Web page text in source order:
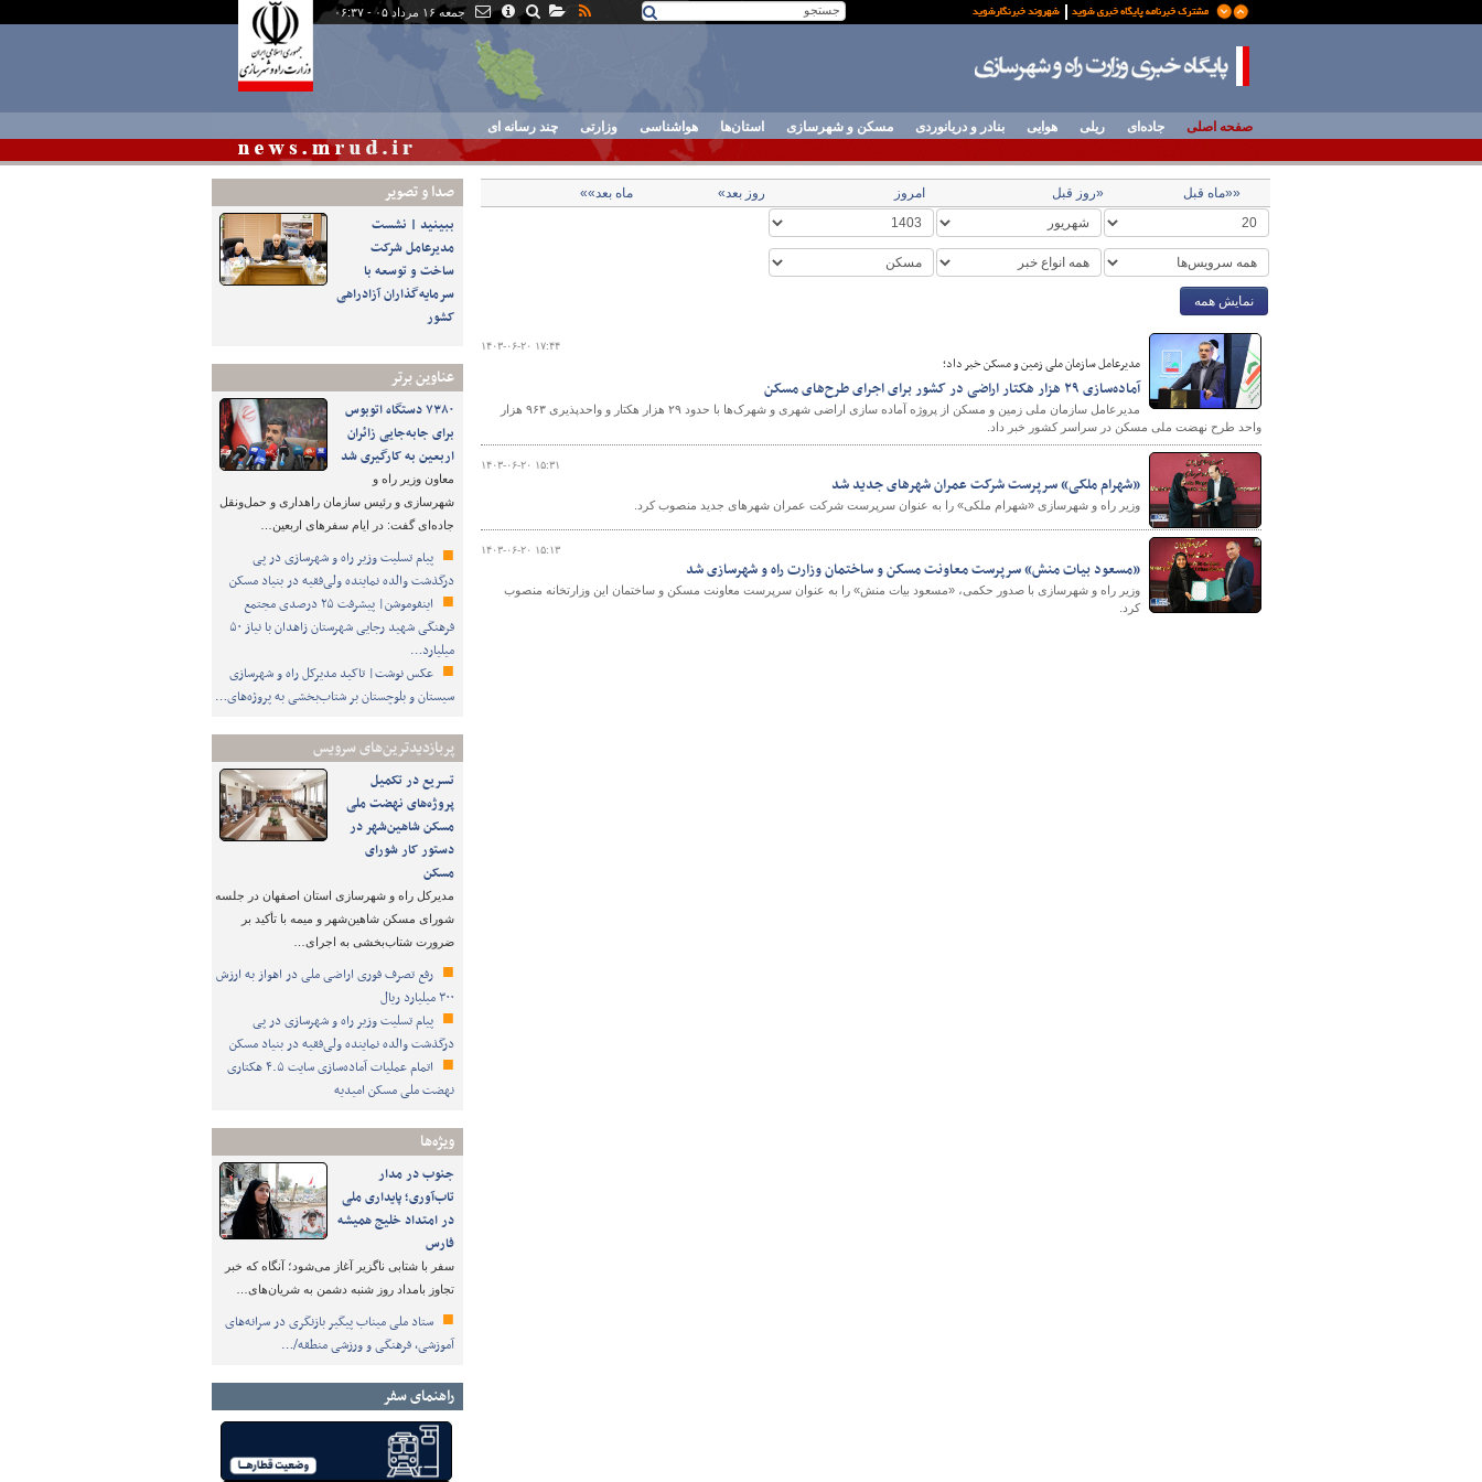
جمعه ۱۶ مرداد ۰۵ - ۰۶:۳۷
پایگاه خبری وزارت راه و
صفحه اصلی جاده‌ای ریلی هوایی بنادر و دریانوردی مسکن و شهرسازی استان‌ها هواشناسی وزارتی چند رسانه ای
صدا و تصوير
ببینید | نشست
مدیرعامل شرکت
ساخت و توسعه با
سرمایه‌گذاران آزادراهی
کشور
عناوین برتر
۷۳۸۰ دستگاه اتوبوس
برای جابه‌جایی زائران
اربعین به‌ کارگیری شد
معاون وزیر راه و
شهرسازی و رئیس سازمان راهداری و حمل‌ونقل
جاده‌ای گفت: در ایام سفرهای اربعین…
پیام تسلیت وزیر راه و شهرسازی در پی
درگذشت والده نماینده ولی‌فقیه در بنیاد مسکن
اینفوموشن| پیشرفت ۲۵ درصدی مجتمع
فرهنگی شهید رجایی شهرستان زاهدان با نیاز ۵۰
میلیارد…
عکس نوشت| تاکید مدیرکل راه و شهرسازی
سیستان و بلوچستان بر شتاب‌بخشی به پروژه‌های…
پربازدیدترین‌های سرویس
تسریع در تکمیل
پروژه‌های نهضت ملی
مسکن شاهین‌شهر در
دستور کار شورای
مسکن
مدیرکل راه و شهرسازی استان اصفهان در جلسه
شورای مسکن شاهین‌شهر و میمه با تأکید بر
ضرورت شتاب‌بخشی به اجرای…
رفع تصرف فوری اراضی ملی در اهواز به ارزش
۳۰۰ میلیارد ریال
پیام تسلیت وزیر راه و شهرسازی در پی
درگذشت والده نماینده ولی‌فقیه در بنیاد مسکن
اتمام عملیات آماده‌سازی سایت ۴.۵ هکتاری
نهضت ملی مسکن امیدیه
ویژه‌ها
جنوب در مدار
تاب‌آوری؛ پایداری ملی
در امتداد خلیج همیشه
فارس
سفر با شتابی ناگزیر آغاز می‌شود؛ آنگاه که خبر
تجاوز بامداد روز شنبه دشمن به شریان‌های…
ستاد ملی میناب پیگیر بازنگری در سرانه‌های
آموزشی، فرهنگی و ورزشی منطقه/…
راهنمای سفر
««ماه قبل «روز قبل امروز روز بعد» ماه بعد»»
نمایش همه
۱۴۰۳-۰۶-۲۰ ۱۷:۴۴
مدیرعامل سازمان ملی زمین و مسکن خبر داد؛
آماده‌سازی ۲۹ هزار هکتار اراضی در کشور برای اجرای طرح‌های مسکن
مدیرعامل سازمان ملی زمین و مسکن از پروژه آماده سازی اراضی شهری و شهرک‌ها با حدود ۲۹ هزار هکتار و واحدپذیری ۹۶۳ هزار
واحد طرح نهضت ملی مسکن در سراسر کشور خبر داد.
۱۴۰۳-۰۶-۲۰ ۱۵:۳۱
«شهرام ملکی» سرپرست شرکت عمران شهرهای جدید شد
وزیر راه و شهرسازی «شهرام ملکی» را به عنوان سرپرست شرکت عمران شهرهای جدید منصوب کرد.
۱۴۰۳-۰۶-۲۰ ۱۵:۱۳
«مسعود بیات منش» سرپرست معاونت مسکن و ساختمان وزارت راه و شهرسازی شد
وزیر راه و شهرسازی با صدور حکمی، «مسعود بیات منش» را به عنوان سرپرست معاونت مسکن و ساختمان این وزارتخانه منصوب
کرد.